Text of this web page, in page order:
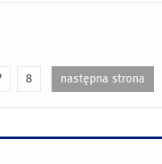
8 następna strona